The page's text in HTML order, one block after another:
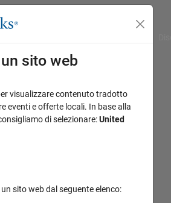
sito web
visualizzare contenuto tradotto
eventi e offerte locali. In base alla
di selezionare:United
sito web dal seguente elenco: